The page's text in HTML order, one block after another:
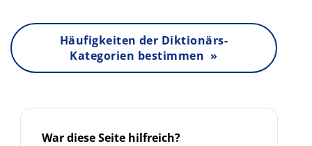
Häufigkeiten der Diktionärs-
Kategorien bestimmen »
War diese Seite hilfreich?